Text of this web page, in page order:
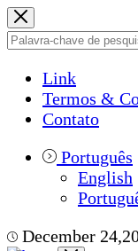
Link
Termos &
Contato
Português
English
December